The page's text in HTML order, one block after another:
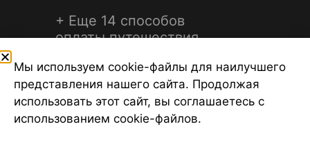
+ Еще 14 способов
оплаты путешествия
©2026 Турагентство Турсфера - Поиск туров от надежных
Мы используем cookie-файлы для наилучшего
представления нашего сайта. Продолжая
использовать этот сайт, вы соглашаетесь с
использованием cookie-файлов.